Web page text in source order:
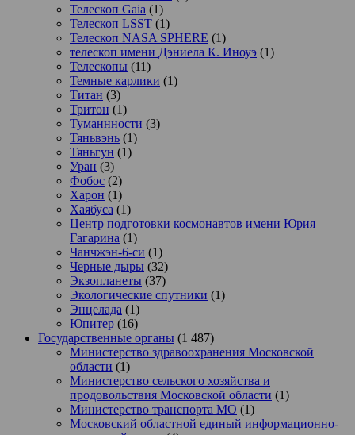
Телескоп Gaia (1)
Телескоп LSST (1)
Телескоп NASA SPHERE (1)
телескоп имени Дэниела К. Иноуэ (1)
Телескопы (11)
Темные карлики (1)
Титан (3)
Тритон (1)
Туманнности (3)
Тяньвэнь (1)
Тяньгун (1)
Уран (3)
Фобос (2)
Харон (1)
Хаябуса (1)
Центр подготовки космонавтов имени Юрия
Гагарина (1)
Чанчжэн-6-си (1)
Черные дыры (32)
Экзопланеты (37)
Экологические спутники (1)
Энцелада (1)
Юпитер (16)
Государственные органы (1 487)
Министерство здравоохранения Московской
области (1)
Министерство сельского хозяйства и
продовольствия Московской области (1)
Министерство транспорта МО (1)
Московский областной единый информационно-